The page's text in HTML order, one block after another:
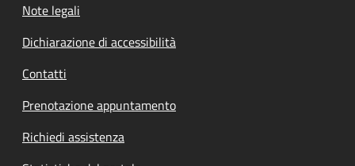
Note legali
Dichiarazione di accessibilità
Contatti
Prenotazione appuntamento
Richiedi assistenza